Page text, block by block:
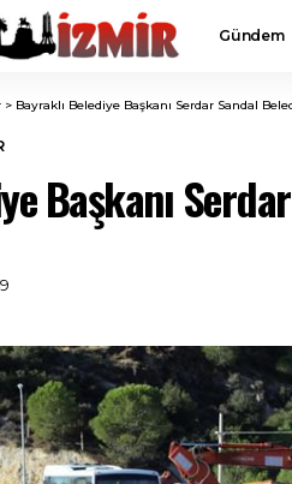
Gündem
> Bayraklı Belediye Başkanı Serdar Sandal
Başkanı